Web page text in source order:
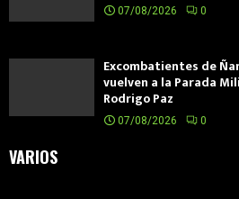
07/08/2026 0
Excombatientes de
vuelven a la Parada
Rodrigo Paz
07/08/2026 0
VARIOS